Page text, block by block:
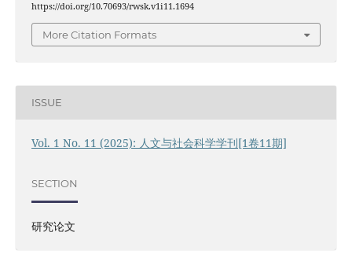
https://doi.org/10.70693/rwsk.v1i11.1694
More Citation Formats
ISSUE
Vol. 1 No. 11 (2025): 人文与社会科学学刊[1卷11期]
SECTION
研究论文